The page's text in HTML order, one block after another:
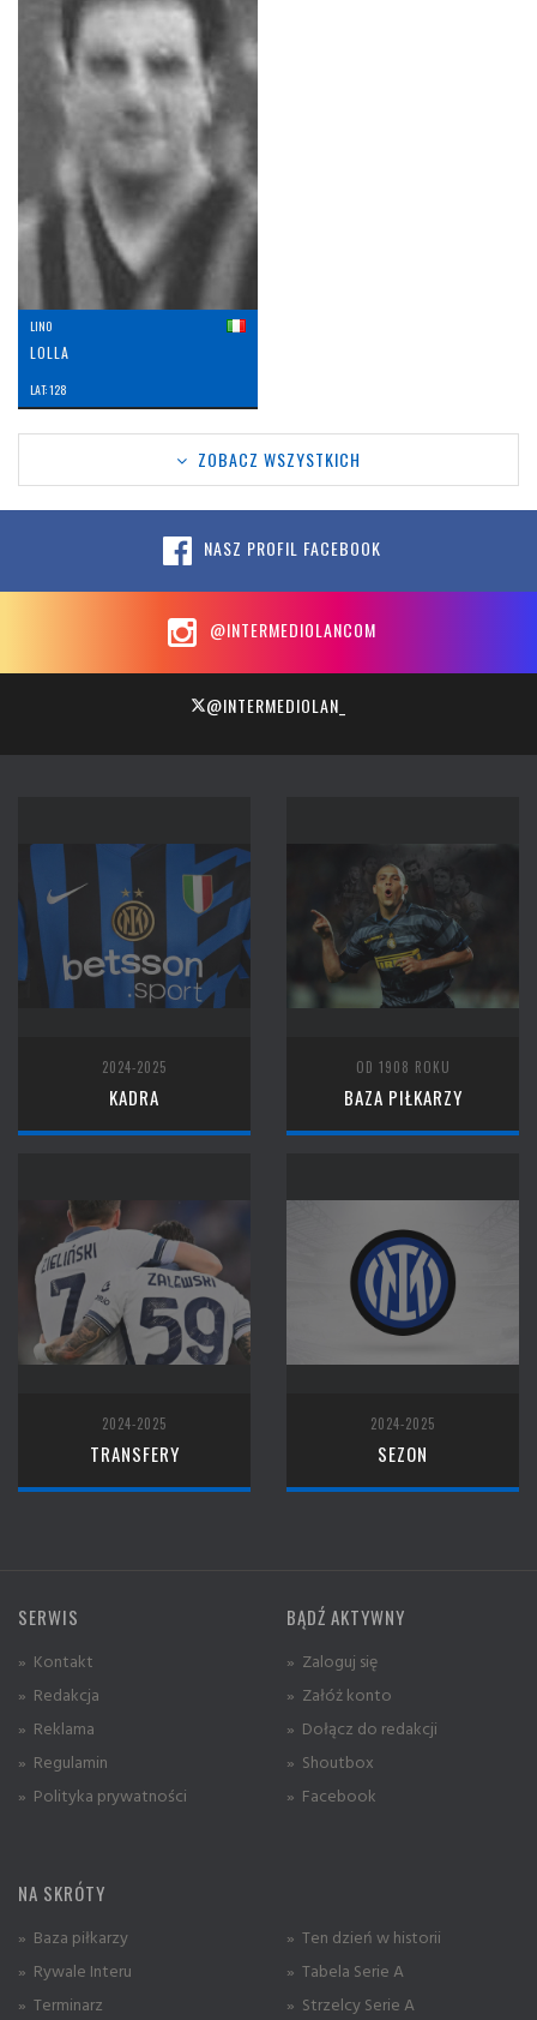
LINO
LOLLA
LAT: 128
ZOBACZ WSZYSTKICH
NASZ PROFIL FACEBOOK
@INTERMEDIOLANCOM
@INTERMEDIOLAN_
2024-2025
KADRA
OD 1908 ROKU
BAZA PIŁKARZY
2024-2025
TRANSFERY
2024-2025
SEZON
SERWIS
» Kontakt
» Redakcja
» Reklama
» Regulamin
» Polityka prywatności
BĄDŹ AKTYWNY
» Zaloguj się
» Załóż konto
» Dołącz do redakcji
» Shoutbox
» Facebook
NA SKRÓTY
» Baza piłkarzy
» Rywale Interu
» Terminarz
» Ten dzień w historii
» Tabela Serie A
» Strzelcy Serie A